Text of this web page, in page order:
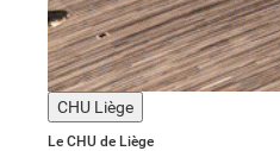
CHU Liège
Le CHU de Liège